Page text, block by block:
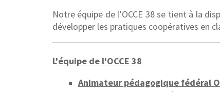
Notre équipe de l’OCCE 38 se tient à la
développer les pratiques coopératives en
L'équipe de l'OCCE 38
Animateur pédagogique fédéral